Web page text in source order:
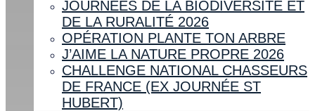
JOURNÉES DE LA BIODIVERSITÉ ET
DE LA RURALITÉ 2026
OPÉRATION PLANTE TON ARBRE
J’AIME LA NATURE PROPRE 2026
CHALLENGE NATIONAL CHASSEURS
DE FRANCE (EX JOURNÉE ST
HUBERT)